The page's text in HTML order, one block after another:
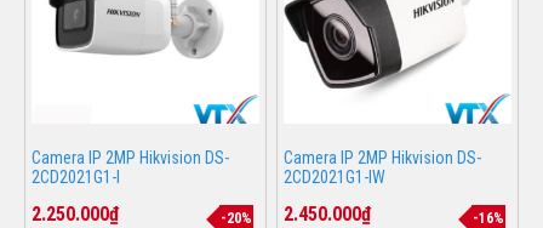
Camera IP 2MP Hikvision DS-
2CD2021G1-I
2.250.000₫ -20%
Camera IP 2MP Hikvision DS-
2CD2021G1-IW
2.450.000₫ -16%